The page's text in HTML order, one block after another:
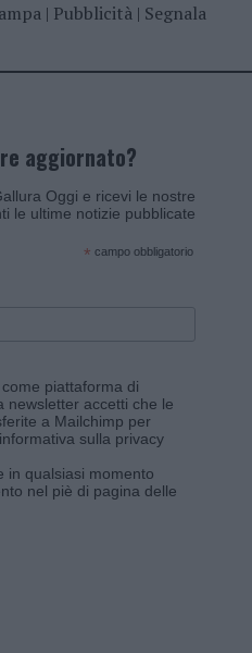
| Pubblicità| Segnala
aggiornato?
Oggi e ricevi le nostre
le ultime notizie pubblicate
* campo obbligatorio
piattaforma di
newsletter accetti che le
a Mailchimp per
sulla privacy
in qualsiasi momento
nel piè di pagina delle